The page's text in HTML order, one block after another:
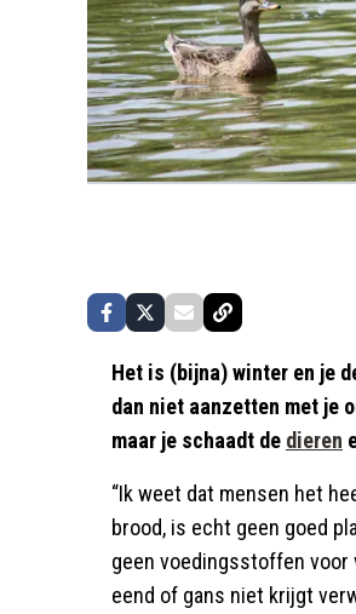
Het is (bijna) winter en je
dan niet aanzetten met je
maar je schaadt de dieren
“Ik weet dat mensen het
brood, is echt geen goed
geen voedingsstoffen voor
eend of gans niet krijgt